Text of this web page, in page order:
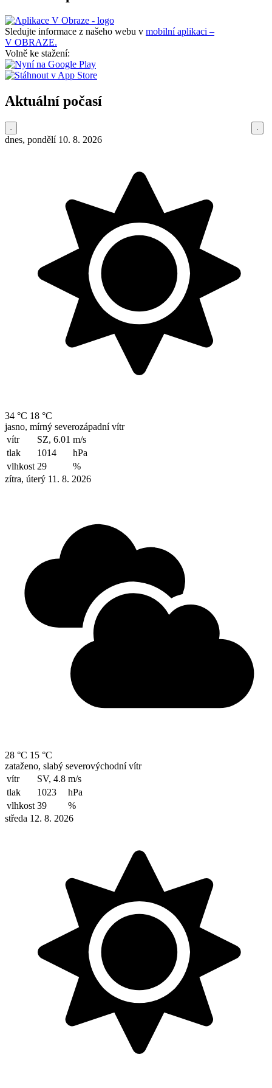
Sledujte informace z našeho webu v mobilní aplikaci –
V OBRAZE.
Volně ke stažení:
Aktuální počasí
dnes, pondělí 10. 8. 2026
34 °C 18 °C
jasno, mírný severozápadní vítr
vítr
SZ, 6.01 m/s
tlak
1014
hPa
vlhkost 29
%
zítra, úterý 11. 8. 2026
28 °C 15 °C
zataženo, slabý severovýchodní vítr
vítr
SV, 4.8 m/s
tlak
1023
hPa
vlhkost 39
%
středa 12. 8. 2026